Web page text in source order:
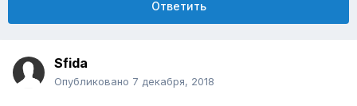
Ответить
Sfida
Опубликовано 7 декабря, 2018